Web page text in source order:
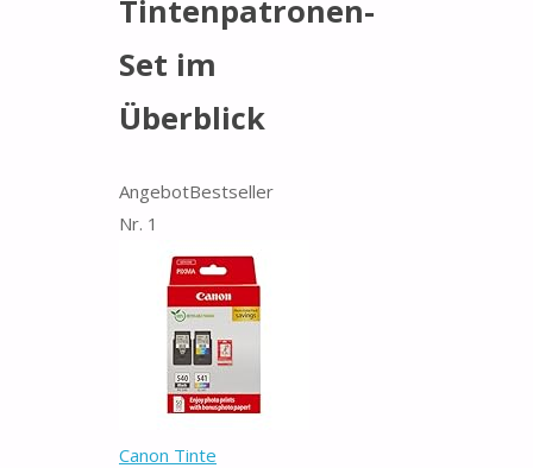
Tintenpatronen-
Set im
Überblick
AngebotBestseller
Nr. 1
Canon Tinte